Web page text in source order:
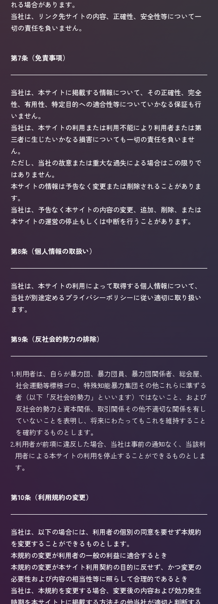
れる場合があります。
当社は、リンク先サイトの内容、正確性、安全性等について一
切の責任を負いません。
第7条（免責事項）
当社は、本サイトに掲載する情報について、その正確性、完全
性、有用性、特定目的への適合性等についていかなる保証も行
いません。
当社は、本サイトの利用または利用不能により利用者または第
三者に生じたいかなる損害についても一切の責任を負いませ
ん。
ただし、当社の故意または重大な過失による場合はこの限りで
はありません。
本サイトの情報は予告なく変更または削除されることがありま
す。
当社は、予告なく本サイトの内容の変更、追加、削除、または
本サイトの運営の停止もしくは中断を行うことがあります。
第8条（個人情報の取扱い）
当社は、本サイトの利用によって取得する個人情報について、
当社が別途定めるプライバシーポリシーに従い適切に取り扱い
ます。
第9条（反社会的勢力の排除）
1.利用者は、自らが暴力団、暴力団員、暴力団関係者、総会屋、
社会運動等標榜ゴロ、特殊知能暴力集団その他これらに準ずる
者（以下「反社会的勢力」といいます）ではないこと、および
反社会的勢力と資本関係、取引関係その他不適切な関係を有し
ていないことを表明し、将来にわたってもこれを維持すること
を確約するものとします。
2.利用者が前項に違反した場合、当社は事前の通知なく、当該利
用者による本サイトの利用を停止することができるものとしま
す。
第10条（利用規約の変更）
当社は、以下の場合には、利用者の個別の同意を要せず本規約
を変更することができるものとします。
本規約の変更が利用者の一般の利益に適合するとき
本規約の変更が本サイト利用契約の目的に反せず、かつ変更の
必要性および内容の相当性等に照らして合理的であるとき
当社は、本規約を変更する場合、変更後の内容および効力発生
時期を本サイト上に掲載する方法その他当社が適切と判断する